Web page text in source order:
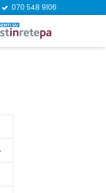
070 548 9106